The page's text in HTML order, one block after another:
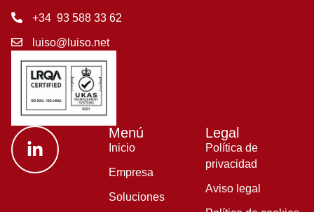
+34 93 588 33 62
luiso@luiso.net
Menú
Inicio
Empresa
Soluciones
Legal
Política de
privacidad
Aviso legal